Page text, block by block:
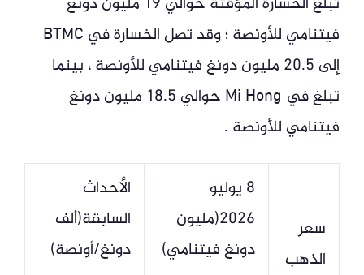
فيتنامي للأونصة ؛ وقد تصل الخسارة في BTMC
إلى 20.5 مليون دونغ فيتنامي للأونصة ، بينما
تبلغ في Mi Hong حوالي 18.5 مليون دونغ
فيتنامي للأونصة .
سعر
الذهب
8 يوليو
2026(مليون
دونغ فيتنامي)
الأحداث
السابقة(ألف
دونغ/أونصة)